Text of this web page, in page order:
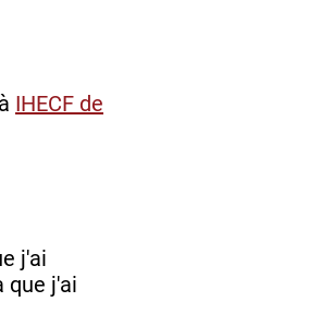
à IHECF de
j'ai
que j'ai